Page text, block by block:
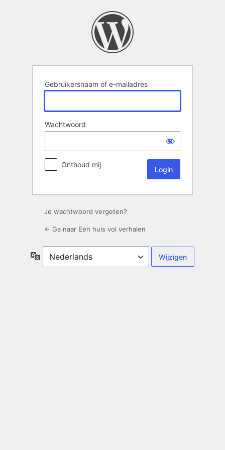
Gebruikersnaam of e-mailadres
Wachtwoord
Onthoud mij
Je wachtwoord vergeten?
← Ga naar Een huis vol verhalen
Taal